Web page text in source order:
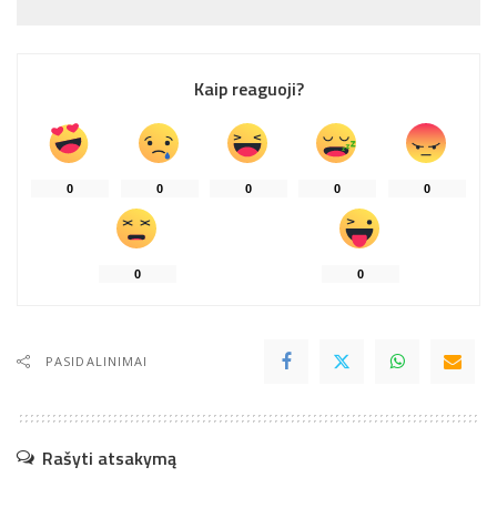
Kaip reaguoji?
0 0 0 0 0
0 0
PASIDALINIMAI
Rašyti atsakymą